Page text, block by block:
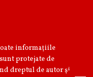
informaţiile
protejate de
dreptul de autor şi